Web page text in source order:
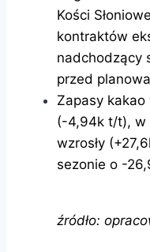
Kości
kontraktów
nadchodzący
przed
Zapasy kakao
(-4,94k t/t), w
wzrosły
sezonie o -
źródło: